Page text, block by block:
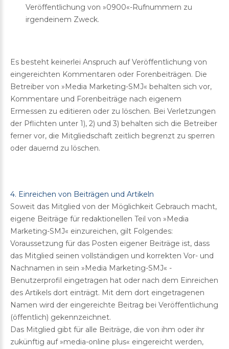
Veröffentlichung von »0900«-Rufnummern zu
irgendeinem Zweck.
Es besteht keinerlei Anspruch auf Veröffentlichung von
eingereichten Kommentaren oder Forenbeiträgen. Die
Betreiber von »Media Marketing-SMJ« behalten sich vor,
Kommentare und Forenbeiträge nach eigenem
Ermessen zu editieren oder zu löschen. Bei Verletzungen
der Pflichten unter 1), 2) und 3) behalten sich die Betreiber
ferner vor, die Mitgliedschaft zeitlich begrenzt zu sperren
oder dauernd zu löschen.
4. Einreichen von Beiträgen und Artikeln
Soweit das Mitglied von der Möglichkeit Gebrauch macht,
eigene Beiträge für redaktionellen Teil von »Media
Marketing-SMJ« einzureichen, gilt Folgendes:
Voraussetzung für das Posten eigener Beiträge ist, dass
das Mitglied seinen vollständigen und korrekten Vor- und
Nachnamen in sein »Media Marketing-SMJ« -
Benutzerprofil eingetragen hat oder nach dem Einreichen
des Artikels dort einträgt. Mit dem dort eingetragenen
Namen wird der eingereichte Beitrag bei Veröffentlichung
(öffentlich) gekennzeichnet.
Das Mitglied gibt für alle Beiträge, die von ihm oder ihr
zukünftig auf »media-online plus« eingereicht werden,